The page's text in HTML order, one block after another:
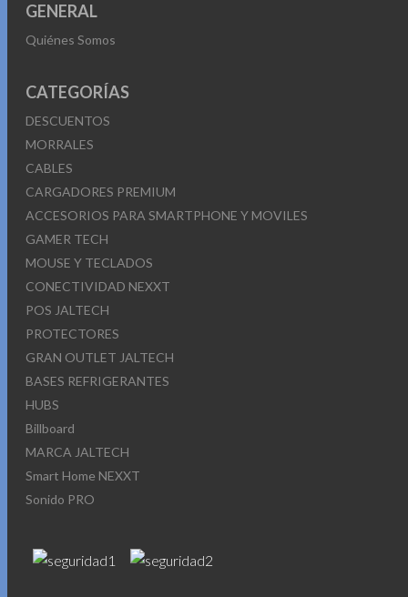
GENERAL
Quiénes Somos
CATEGORÍAS
DESCUENTOS
MORRALES
CABLES
CARGADORES PREMIUM
ACCESORIOS PARA SMARTPHONE Y MOVILES
GAMER TECH
MOUSE Y TECLADOS
CONECTIVIDAD NEXXT
POS JALTECH
PROTECTORES
GRAN OUTLET JALTECH
BASES REFRIGERANTES
HUBS
Billboard
MARCA JALTECH
Smart Home NEXXT
Sonido PRO